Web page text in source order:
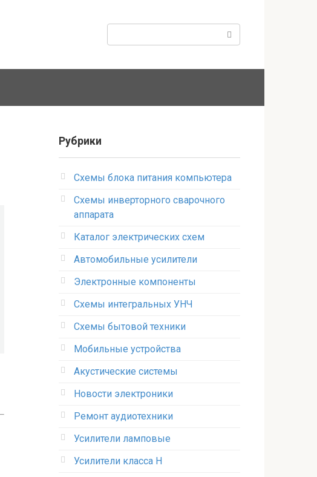
Рубрики
Схемы блока питания компьютера
Схемы инверторного сварочного
аппарата
Каталог электрических схем
Автомобильные усилители
Электронные компоненты
Схемы интегральных УНЧ
Схемы бытовой техники
Мобильные устройства
Акустические системы
Новости электроники
Ремонт аудиотехники
Усилители ламповые
Усилители класса H